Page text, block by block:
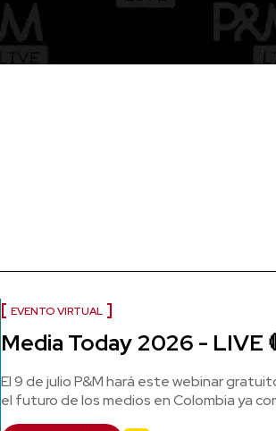
EVENTO VIRTUAL
Media Today 2026 - LIVE
El 9 de julio P&M hará este webinar
el futuro de los medios en Colombia ya